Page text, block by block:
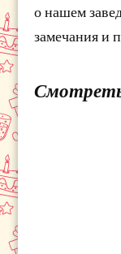
о нашем
замечания и